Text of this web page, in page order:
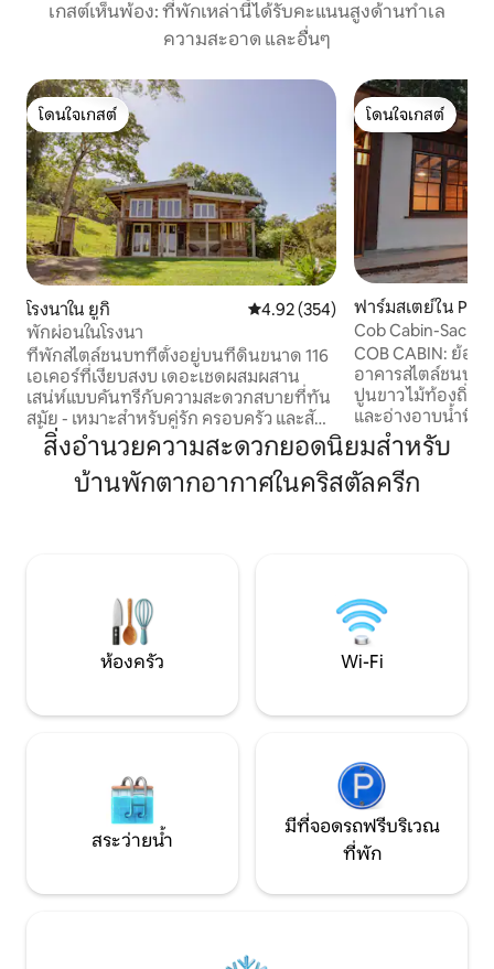
เกสต์เห็นพ้อง: ที่พักเหล่านี้ได้รับคะแนนสูงด้านทำเล
ความสะอาด และอื่นๆ
โดนใจเกสต์
โดนใจเกสต์
โรงนาใน ยูกิ คะแนนเฉลี่ย 4.92 จาก 5, 354 รีวิว
4.92 (354)
พักผ่อนในโรงนา
ที่พักสไตล์ชนบทที่ตั้งอยู่บนที่ดินขนาด 116
เอเคอร์ที่เงียบสงบ เดอะเชดผสมผสาน
เสน่ห์แบบคันทรีกับความสะดวกสบายที่ทัน
สมัย - เหมาะสำหรับคู่รัก ครอบครัว และสัตว์
เลี้ยง เพลิดเพลินกับการใช้ชีวิตแบบเปิดโล่ง
พร้อมห้องครัวที่มีอุปกรณ์ครบครันและ
ห้องน้ำที่ทันสมัย ห้องนอนชั้นลอยมีเตียง
การดื่มกาแฟยามเช้าหรือเครื่องดื่มยาม
พระอาทิตย์ตกดิน
โดนใจเกสต์
โดนใจเกสต์
ฟาร์มสเตย์ใน
Cob Cabin-
COB CABIN: ย้อน
อาคารสไตล์ชนบท
ปูนขาว ไม้ท้องถิ่น
และอ่างอาบน้ำหิน
สงบท่ามกลางธรรมชาติ การพั
ส่วนตัว (เช่น ไม่มี
และเงียบสงบ เตีย
เดี่ยว 2 เตียง) อ่างอาบน้ำกลางแจ้งสุดโร
นิง มี Wi-Fi ให้บริก
สิ่งอำนวยความสะดวกยอดนิยมสำหรับ
บ้านพักตากอากาศในคริสตัลครีก
ห้องครัว Wi-Fi
สระว่ายน้ำ
มีที่จอดรถฟรีบริเวณ
ที่พัก